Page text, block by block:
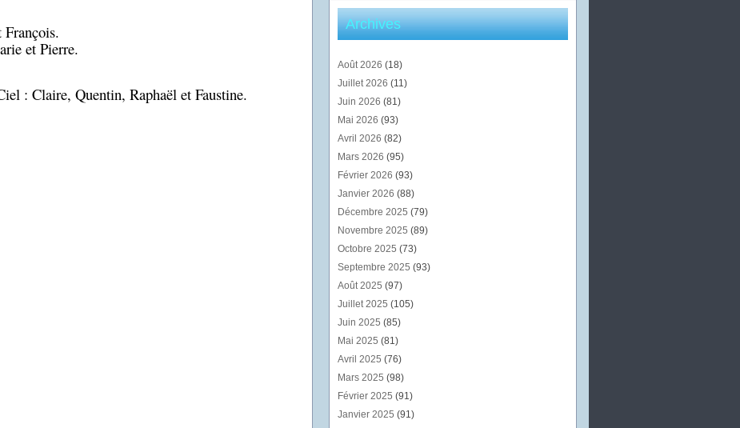
et Pierre.
: Claire, Quentin, Raphaël et Faustine.
Archives
Août 2026 (18)
Juillet 2026 (11)
Juin 2026 (81)
Mai 2026 (93)
Avril 2026 (82)
Mars 2026 (95)
Février 2026 (93)
Janvier 2026 (88)
Décembre 2025 (79)
Novembre 2025 (89)
Octobre 2025 (73)
Septembre 2025 (93)
Août 2025 (97)
Juillet 2025 (105)
Juin 2025 (85)
Mai 2025 (81)
Avril 2025 (76)
Mars 2025 (98)
Février 2025 (91)
Janvier 2025 (91)